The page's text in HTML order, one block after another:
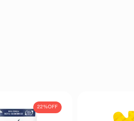
22%OFF